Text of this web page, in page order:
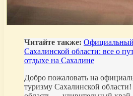
Читайте также: Официальный
Сахалинской области: все о
отдыхе на Сахалине
Добро пожаловать на
туризму Сахалинской